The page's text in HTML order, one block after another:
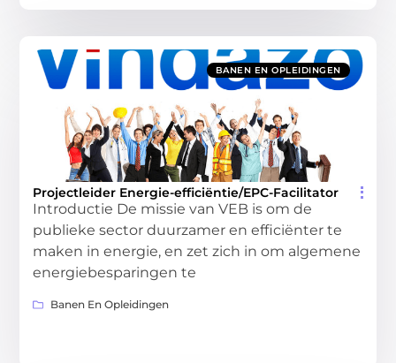
BANEN EN OPLEIDINGEN
Projectleider Energie-efficiëntie/EPC-Facilitator
Introductie De missie van VEB is om de
publieke sector duurzamer en efficiënter te
maken in energie, en zet zich in om algemene
energiebesparingen te
Banen En Opleidingen